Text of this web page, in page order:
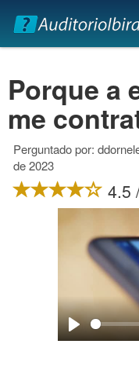
Porque a
me
Perguntado por:
de 2023
4.5
Play